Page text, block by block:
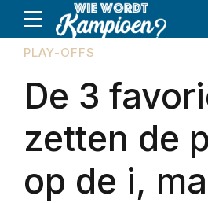
PLAY-OFFS
De 3
zetten de
op de i,